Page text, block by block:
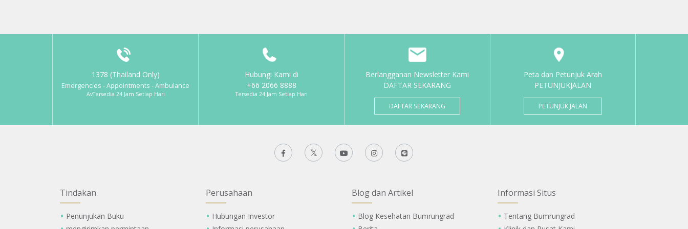
1378 (Thailand Only)
Emergencies - Appointments - Ambulance
AvTersedia 24 Jam Setiap Hari
Hubungi Kami di
+66 2066 8888
Tersedia 24 Jam Setiap Hari
Berlangganan Newsletter Kami
DAFTAR SEKARANG
DAFTAR SEKARANG
Peta dan Petunjuk Arah
PETUNJUKJALAN
PETUNJUK JALAN
Tindakan
Penunjukan Buku
Perusahaan
Hubungan Investor
Blog dan Artikel
Blog Kesehatan Bumrungrad
Informasi Situs
Tentang Bumrungrad